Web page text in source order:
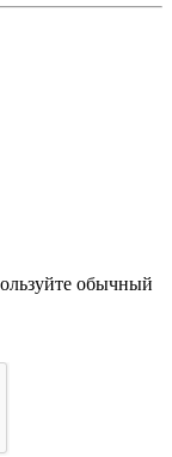
обычный